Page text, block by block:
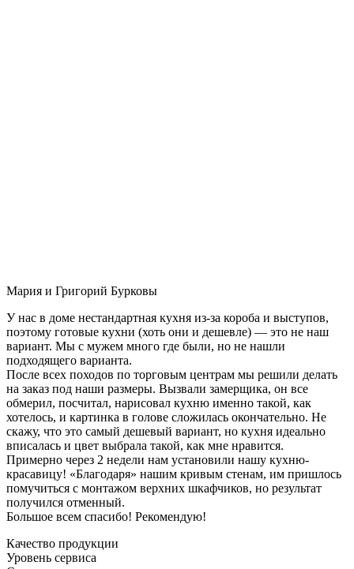
Мария и Григорий Бурковы
У нас в доме нестандартная кухня из-за короба и выступов,
поэтому готовые кухни (хоть они и дешевле) — это не наш
вариант. Мы с мужем много где были, но не нашли
подходящего варианта.
После всех походов по торговым центрам мы решили делать
на заказ под наши размеры. Вызвали замерщика, он все
обмерил, посчитал, нарисовал кухню именно такой, как
хотелось, и картинка в голове сложилась окончательно. Не
скажу, что это самый дешевый вариант, но кухня идеально
вписалась и цвет выбрала такой, как мне нравится.
Примерно через 2 недели нам установили нашу кухню-
красавицу! «Благодаря» нашим кривым стенам, им пришлось
помучиться с монтажом верхних шкафчиков, но результат
получился отменный.
Большое всем спасибо! Рекомендую!
Качество продукции
Уровень сервиса